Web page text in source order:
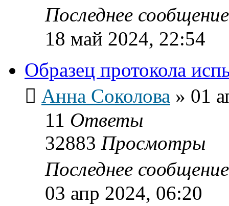
Последнее
18 май 2024, 22:54
Образец протокола
Анна Соколова » 01
11 Ответы
32883 Просмотры
Последнее
03 апр 2024, 06:20